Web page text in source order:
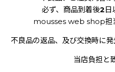
必ず、商品到着後2
mousses web shop担
不良品の返品、及び交換時に
当店負担と